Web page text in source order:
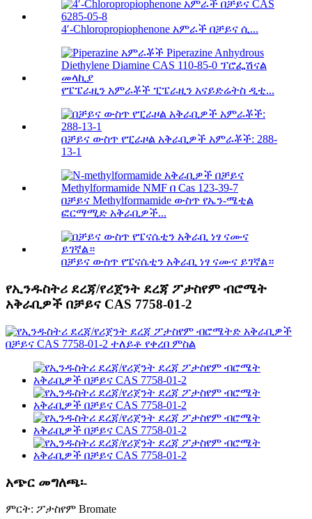
4′-Chloropropiophenone አምራች በቻይና ሲ...
የፔፔራዚን አምራቾች ፒፔራዚን አናይድሬትስ ዲቲ...
በቻይና ውስጥ የፒራዞል አቅራቢዎች አምራቾች: 288-
13-1
በቻይና Methylformamide ውስጥ የኤን-ሜቲል
ፎርማሚድ አቅራቢዎች...
በቻይና ውስጥ የፔናሴቲን አቅራቢ ነፃ ናሙና ይገኛል።
የኢንዱስትሪ ደረጃ/የሪጀንት ደረጃ ፖታስየም ብሮሜት
አቅራቢዎች በቻይና CAS 7758-01-2
አጭር መግለጫ፡-
ምርት: ፖታስየም Bromate